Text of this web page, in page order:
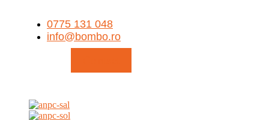
0775 131 048
info@bombo.ro